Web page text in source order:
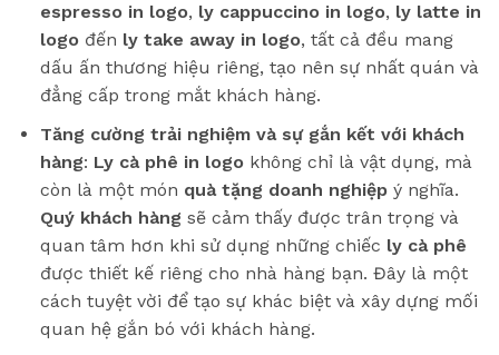
espresso in logo, ly cappuccino in logo, ly latte in
logođến ly take away in logo, tất cả đều mang
dấu ấn thương hiệu riêng, tạo nên sự nhất quán và
đẳng cấp trong mắt khách hàng.
Tăng cường trải nghiệm và sự gắn kết với khách
hàng: Ly cà phê in logokhông chỉ là vật dụng, mà
còn là một món quà tặng doanh nghiệpý nghĩa.
Quý khách hàng sẽ cảm thấy được trân trọng và
quan tâm hơn khi sử dụng những chiếc ly cà phê
được thiết kế riêng cho nhà hàng bạn. Đây là một
cách tuyệt vời để tạo sự khác biệt và xây dựng mối
quan hệ gắn bó với khách hàng.